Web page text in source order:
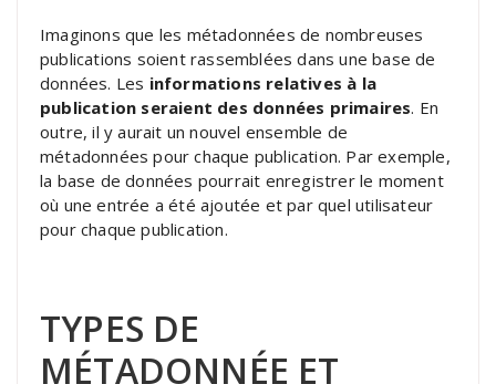
Imaginons que les métadonnées de nombreuses
publications soient rassemblées dans une base de
données. Les informations relatives à la
publication seraient des données primaires. En
outre, il y aurait un nouvel ensemble de
métadonnées pour chaque publication. Par exemple,
la base de données pourrait enregistrer le moment
où une entrée a été ajoutée et par quel utilisateur
pour chaque publication.
TYPES DE
MÉTADONNÉE ET